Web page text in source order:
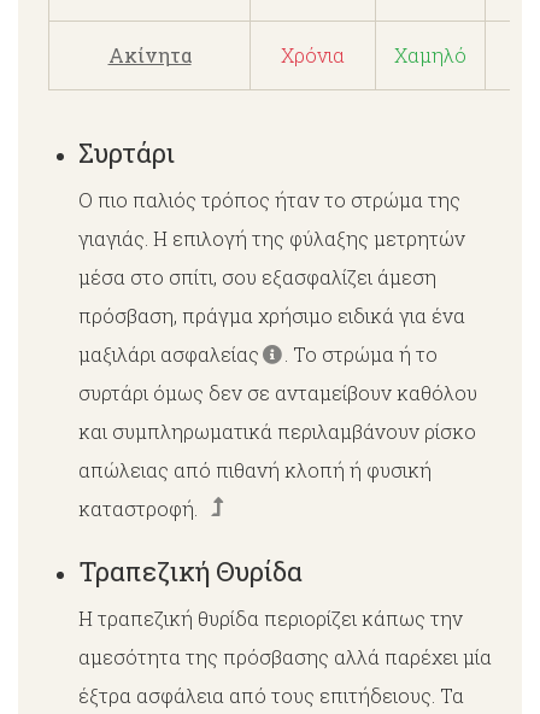
Ακίνητα Χρόνια Χαμηλό
Συρτάρι
Ο πιο παλιός τρόπος ήταν το στρώμα της
γιαγιάς. Η επιλογή της φύλαξης μετρητών
μέσα στο σπίτι, σου εξασφαλίζει άμεση
πρόσβαση, πράγμα χρήσιμο ειδικά για ένα
μαξιλάρι ασφαλείας
. Το στρώμα ή το
συρτάρι όμως δεν σε ανταμείβουν καθόλου
και συμπληρωματικά περιλαμβάνουν ρίσκο
απώλειας από πιθανή κλοπή ή φυσική
καταστροφή.
Τραπεζική Θυρίδα
Η τραπεζική θυρίδα περιορίζει κάπως την
αμεσότητα της πρόσβασης αλλά παρέχει μία
έξτρα ασφάλεια από τους επιτήδειους. Τα